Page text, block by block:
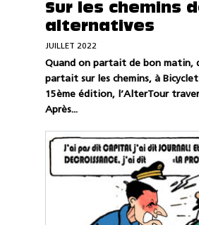
Sur les chemins
alternatives
JUILLET 2022
Quand on partait de bon matin,
partait sur les chemins, à
15ème édition, l’AlterTour
Après...